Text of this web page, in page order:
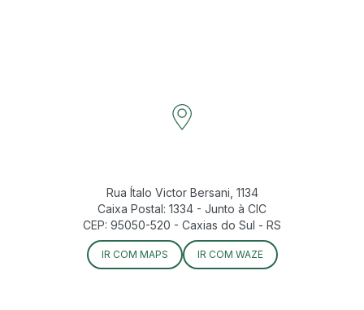
Rua Ítalo Victor Bersani, 1134
Caixa Postal: 1334 - Junto à CIC
CEP: 95050-520 - Caxias do Sul - RS
IR COM MAPS IR COM WAZE